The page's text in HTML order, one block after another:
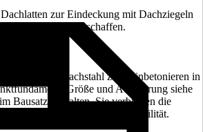
zur Eindeckung mit Dachziegeln
bauseits zu beschaffen.
verzinktem Flachstahl zum Einbetonieren in
(Größe und Ausführung siehe
Bausatz enthalten. Sie verbinden die
und sorgen für hohe Stabilität.